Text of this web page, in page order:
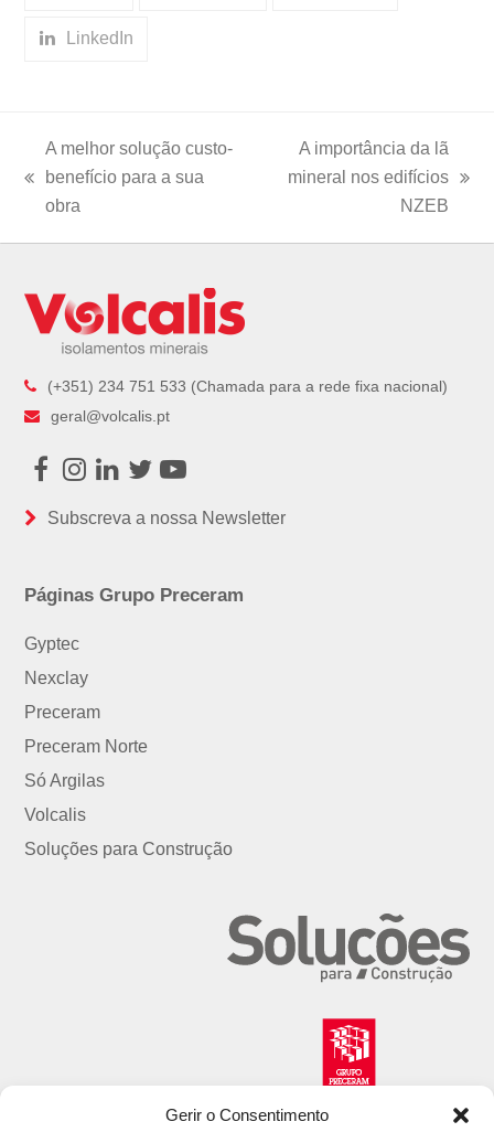
Gerir o Consentimento
LinkedIn
A melhor solução custo-
benefício para a sua
obra
A importância da lã
mineral nos edifícios
NZEB
(+351) 234 751 533 (Chamada para a rede fixa nacional)
geral@volcalis.pt
Facebook
Instagram
LinkedIn
TwitterYoutube
Subscreva a nossa Newsletter
Páginas Grupo Preceram
Gyptec
Nexclay
Preceram
Preceram Norte
Só Argilas
Volcalis
Soluções para Construção